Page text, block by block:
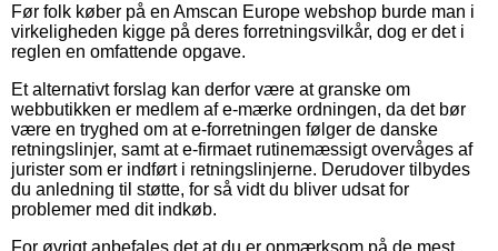
Før folk køber på en Amscan Europe webshop burde man i
virkeligheden kigge på deres forretningsvilkår, dog er det i
reglen en omfattende opgave.
Et alternativt forslag kan derfor være at granske om
webbutikken er medlem af e-mærke ordningen, da det bør
være en tryghed om at e-forretningen følger de danske
retningslinjer, samt at e-firmaet rutinemæssigt overvåges af
jurister som er indført i retningslinjerne. Derudover tilbydes
du anledning til støtte, for så vidt du bliver udsat for
problemer med dit indkøb.
For øvrigt anbefales det at du er opmærksom på de mest